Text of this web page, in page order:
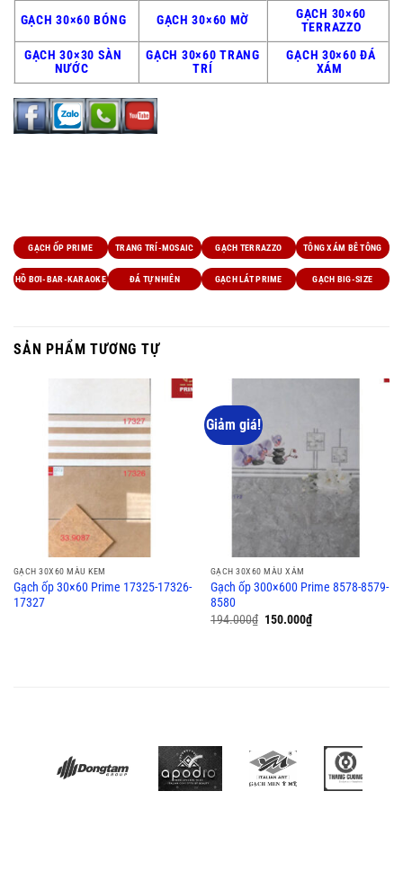
GẠCH 30×60 BÓNG GẠCH 30×60 MỜ
GẠCH 30×60
TERRAZZO
GẠCH 30×30 SÀN
NƯỚC
GẠCH 30×60 TRANG
TRÍ
GẠCH 30×60 ĐÁ
XÁM
TRANG TRÍ-MOSAIC GẠCH TERRAZZO TÔNG XÁM BÊ TÔNG
HỒ BƠI-BAR-KARAOKE ĐÁ TỰ NHIÊN
GẠCH ỐP PRIME
GẠCH LÁT PRIME GẠCH BIG-SIZE
SẢN PHẨM TƯƠNG TỰ
GẠCH 30X60 MÀU KEM
Gạch ốp 30×60 Prime 17325-17326-
17327
Giảm giá!
GẠCH 30X60 MÀU XÁM
Gạch ốp 300×600 Prime 8578-8579-
8580
194.000₫ 150.000₫